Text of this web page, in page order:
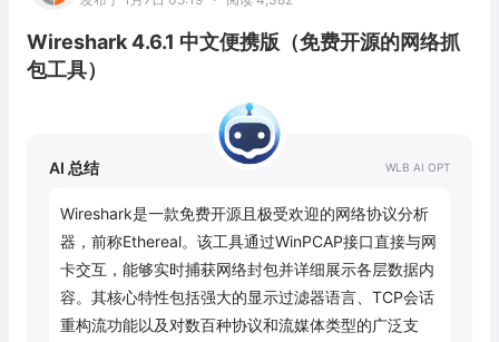
Wireshark 4.6.1 中文便携版（免费开源的网络抓
包工具）
AI 总结
Wireshark是一款免费开源且极受欢迎的网络协议分析
器，前称Ethereal。该工具通过WinPCAP接口直接与网
卡交互，能够实时捕获网络封包并详细展示各层数据内
容。其核心特性包括强大的显示过滤器语言、TCP会话
重构流功能以及对数百种协议和流媒体类型的广泛支